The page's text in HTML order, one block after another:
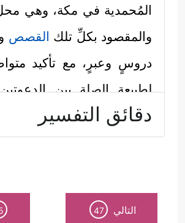
المُحمدية في مكة، وهي
والمقصود بكلِّ تلك القصص
دروسٍ وعبرٍ، مع تأكيد
لطبيعة الصلة بين
والموسويَّة وأهميَّتها
استخلاص المعاني التي
أولًا: ذكَّر القرآن بمعالم
دقائق التفسير
التالي 47